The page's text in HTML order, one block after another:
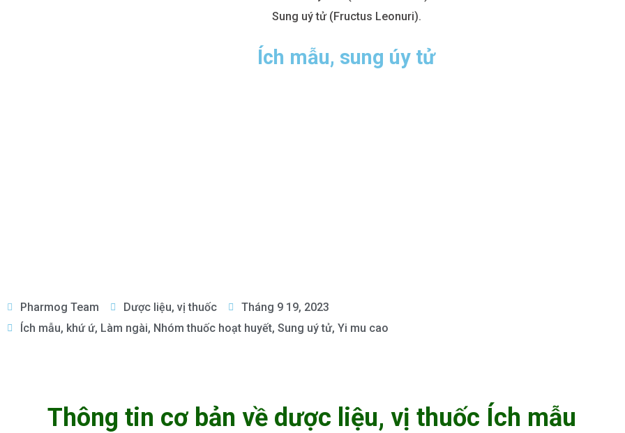
Ích mẫu, sung úy tử
Pharmog Team Dược liệu, vị thuốc
Tháng 9 19, 2023
Ích mẫu, khứ ứ, Làm ngài, Nhóm thuốc hoạt huyết, Sung uý tử, Yi mu cao
Thông tin cơ bản về dược liệu, vị thuốc Ích mẫu